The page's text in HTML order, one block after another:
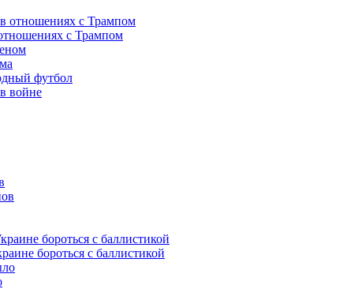
с Трампом
футбол
войне
бороться с баллистикой